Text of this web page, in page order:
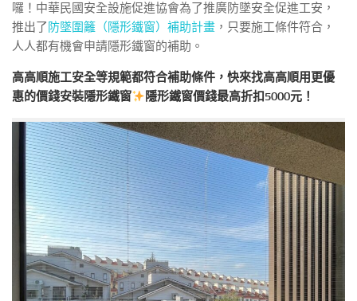
囉！中華民國安全設施促進協會為了推廣防墜安全促進工安，
推出了 防墜圍籬（隱形鐵窗）補助計畫 ，只要施工條件符合，
人人都有機會申請隱形鐵窗的補助。
高高順施工安全等規範都符合補助條件，快來找高高順用更優
惠的價錢安裝隱形鐵窗
隱形鐵窗價錢最高折扣5000元！